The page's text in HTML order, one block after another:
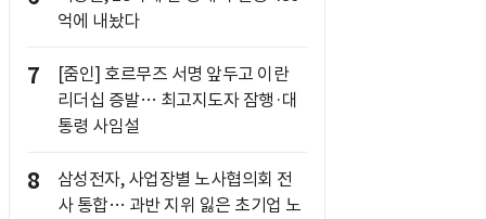
억에 내놨다
7
[줌인] 호르무즈 서명 앞두고 이란
리더십 증발… 최고지도자 잠행·대
통령 사임설
8
삼성전자, 사업장별 노사협의회 전
사 통합… 과반 지위 잃은 초기업 노